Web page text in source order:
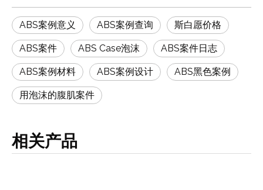
ABS案例意义 ABS案例查询 斯白愿价格
ABS案件 ABS Case泡沫 ABS案件日志
ABS案例材料 ABS案例设计 ABS黑色案例
用泡沫的腹肌案件
相关产品